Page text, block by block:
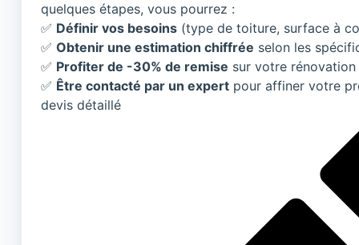
quelques étapes, vous pourrez :
✅ Définir vos besoins (type de toiture, surface à
✅Obtenir une estimation chiffrée selon les
✅ Profiter de -30% de remise sur votre
✅ Être contacté par un expert pour affiner votre
devis détaillé